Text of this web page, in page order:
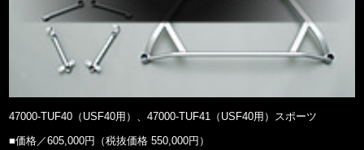
47000-TUF40（USF40用）、47000-TUF41（USF40用）スポーツ
■価格／605,000円（税抜価格 550,000円）